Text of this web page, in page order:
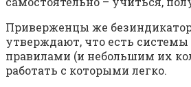
Приверженцы же
утверждают, что есть
правилами (и небольшим их
работать с которыми легко.